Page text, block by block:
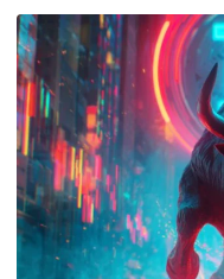
Acheter
Prédictions
Cryptomonnaies
Bitcoin (BTC)